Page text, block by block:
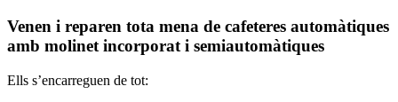
Venen i reparen tota mena de cafeteres automàtiques
amb molinet incorporat i semiautomàtiques
Ells s’encarreguen de tot: